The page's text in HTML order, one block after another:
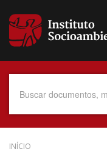
para
conteúdo
Data do Documento
INÍCIO